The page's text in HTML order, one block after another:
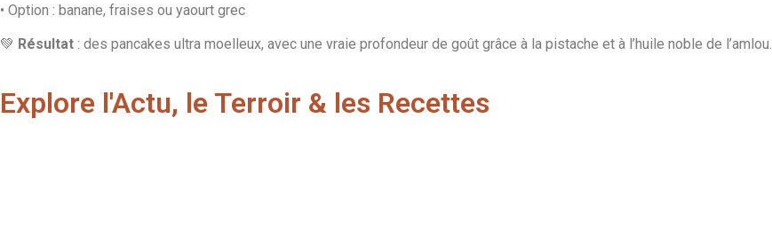
• Option : banane, fraises ou yaourt grec
💚 Résultat : des pancakes ultra moelleux, avec une vraie profondeur de goût grâce à la pistache et à l’huile noble de l’amlou.
Explore l'Actu, le Terroir & les Recettes